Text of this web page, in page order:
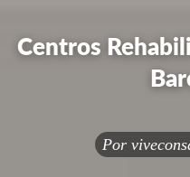
Centros
Por